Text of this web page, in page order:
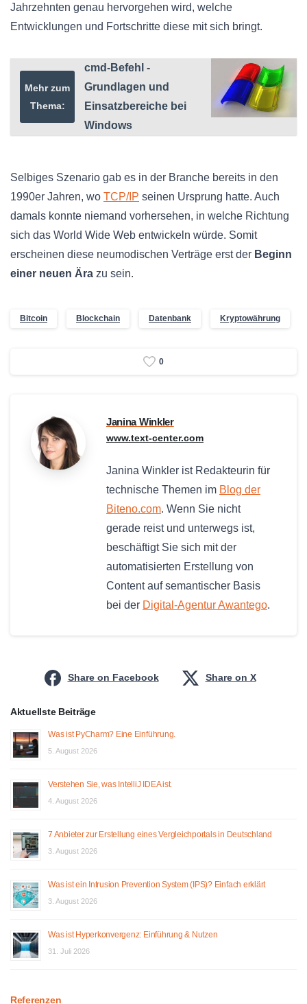
Jahrzehnten genau hervorgehen wird, welche
Entwicklungen und Fortschritte diese mit sich bringt.
Mehr zum
Thema:
cmd-Befehl -
Grundlagen und
Einsatzbereiche bei
Windows
Selbiges Szenario gab es in der Branche bereits in den
1990er Jahren, wo TCP/IP seinen Ursprung hatte. Auch
damals konnte niemand vorhersehen, in welche Richtung
sich das World Wide Web entwickeln würde. Somit
erscheinen diese neumodischen Verträge erst der Beginn
einer neuen Ära zu sein.
Bitcoin Blockchain Datenbank Kryptowährung
0
Janina Winkler
www.text-center.com
Janina Winkler ist Redakteurin für
technische Themen im Blog der
Biteno.com. Wenn Sie nicht
gerade reist und unterwegs ist,
beschäftigt Sie sich mit der
automatisierten Erstellung von
Content auf semantischer Basis
bei der Digital-Agentur Awantego.
Share on Facebook Share on X
Aktuellste Beiträge
Was ist PyCharm? Eine Einführung.
5. August 2026
Verstehen Sie, was IntelliJ IDEA ist.
4. August 2026
7 Anbieter zur Erstellung eines Vergleichportals in Deutschland
3. August 2026
Was ist ein Intrusion Prevention System (IPS)? Einfach erklärt
3. August 2026
Was ist Hyperkonvergenz: Einführung & Nutzen
31. Juli 2026
Referenzen